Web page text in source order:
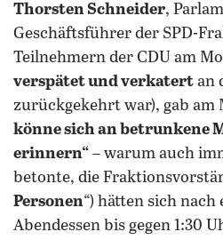
Thorsten Schneider,
Geschäftsführer der SPD-
Teilnehmern der CDU am
verspätet und verkatert an
zurückgekehrt war), gab am
könne sich an betrunkene
erinnern“ – warum auch
betonte, die
Personen“) hätten sich nach
Abendessen bis gegen 1:30